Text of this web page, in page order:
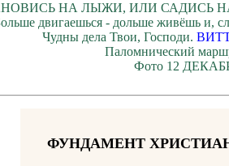
НА ЛЫЖИ, ИЛИ САДИСЬ
двигаешься - дольше живёшь и,
Чудны дела Твои, Господи.
Паломнический
Фото 12
ФУНДАМЕНТ